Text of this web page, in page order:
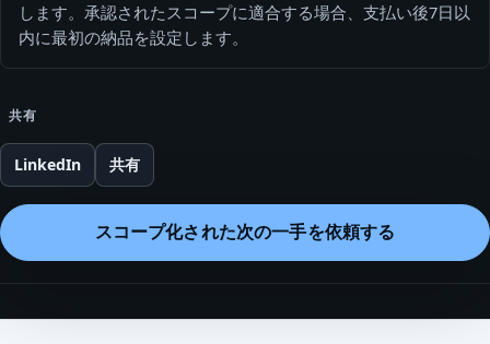
します。承認されたスコープに適合する場合、支払い後7日以
内に最初の納品を設定します。
共有
LinkedIn 共有
スコープ化された次の一手を依頼する